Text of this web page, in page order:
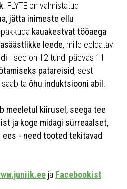
. FLYTE on valmistatud
jätta inimeste ellu
pakkuda kauakestvat tööaega.
leede, mille eeldatav
- see on 12 tundi päevas 11
patareisid, sest
ta õhu induktsiooni abil.
meeletul kiirusel, seega tee
ja koge midagi sürreaalset,
- need tooted tekitavad
ja Facebookist.